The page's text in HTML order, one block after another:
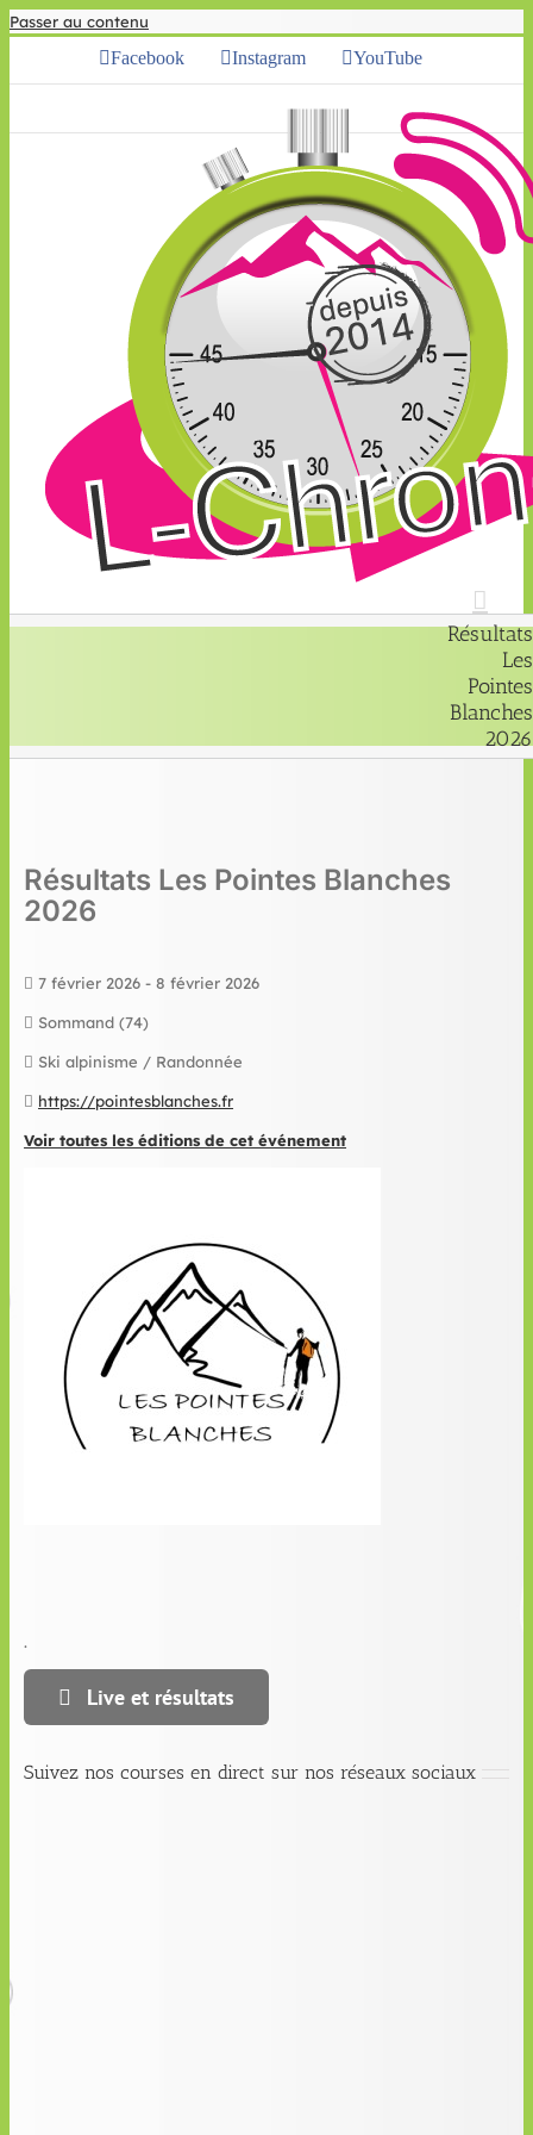
Passer au contenu
Facebook Instagram YouTube
Résultats
Les
Pointes
Blanches
2026
Résultats Les Pointes Blanches
2026
7 février 2026 - 8 février 2026
Sommand (74)
Ski alpinisme / Randonnée
https://pointesblanches.fr
Voir toutes les éditions de cet événement
.
Live et résultats
Suivez nos courses en direct sur nos réseaux sociaux